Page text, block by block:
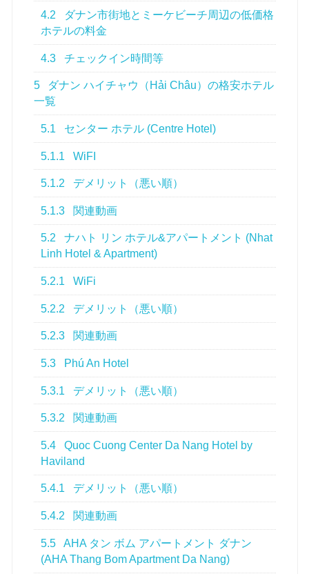
4.2
ダナン市街地とミーケビーチ周辺の低価格
ホテルの料金
4.3 チェックイン時間等
5
ダナン ハイチャウ（Hải Châu）の格安ホテル
一覧
5.1 センター ホテル (Centre Hotel)
5.1.1 WiFI
5.1.2 デメリット（悪い順）
5.1.3 関連動画
5.2
ナハト リン ホテル&アパートメント (Nhat
Linh Hotel & Apartment)
5.2.1 WiFi
5.2.2 デメリット（悪い順）
5.2.3 関連動画
5.3 Phú An Hotel
5.3.1 デメリット（悪い順）
5.3.2 関連動画
5.4
Quoc Cuong Center Da Nang Hotel by
Haviland
5.4.1 デメリット（悪い順）
5.4.2 関連動画
5.5
AHA タン ボム アパートメント ダナン
(AHA Thang Bom Apartment Da Nang)